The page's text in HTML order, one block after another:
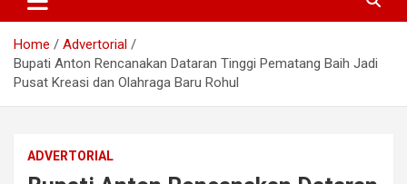
Home
Advertorial
Bupati Anton Rencanakan Dataran Tinggi Pematang Baih Jadi
Pusat Kreasi dan Olahraga Baru Rohul
ADVERTORIAL